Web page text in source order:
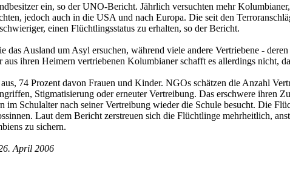
ein, so der UNO-Bericht. Jährlich versuchten mehr
jedoch auch in die USA und nach Europa. Die seit den
einen Flüchtlingsstatus zu erhalten, so der Bericht.
Ausland um Asyl ersuchen, während viele andere Vertriebene -
ihren Heimern vertriebenen Kolumbianer schafft es allerdings nicht,
74 Prozent davon Frauen und Kinder. NGOs schätzen die Anzahl
Stigmatisierung oder erneuter Vertreibung. Das erschwere ihren
Schulalter nach seiner Vertreibung wieder die Schule besucht. Die
Laut dem Bericht zerstreuen sich die Flüchtlinge mehrheitlich,
zu sichern.
April 2006